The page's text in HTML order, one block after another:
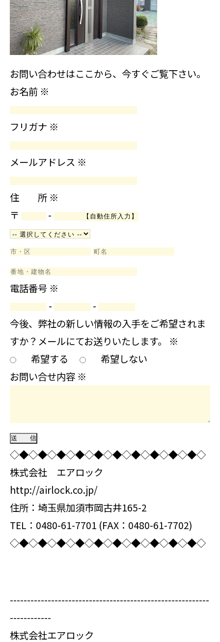
お問い合わせはここから、今すぐご覧下さい。
お名前 ※
フリガナ ※
メールアドレス ※
住 所 ※
〒
-
電話番号 ※
-
-
今後、弊社の新しい情報の入手をご希望されま
すか？メールにてお送りいたします。 ※
希望する
希望しない
お問い合せ内容 ※
◇◆◇◆◇◆◇◆◇◆◇◆◇◆◇◆◇◆◇◆◇
株式会社 エアロック
http://airlock.co.jp/
住所：埼玉県加須市岡古井165-2
TEL：0480-61-7701 (FAX：0480-61-7702)
◇◆◇◆◇◆◇◆◇◆◇◆◇◆◇◆◇◆◇◆◇
----------------------------------------------------------
------------
株式会社エアロック